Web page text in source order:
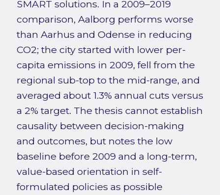
SMART solutions. In a 2009–2019
comparison, Aalborg performs worse
than Aarhus and Odense in reducing
CO2; the city started with lower per-
capita emissions in 2009, fell from the
regional sub-top to the mid-range, and
averaged about 1.3% annual cuts versus
a 2% target. The thesis cannot establish
causality between decision-making
and outcomes, but notes the low
baseline before 2009 and a long-term,
value-based orientation in self-
formulated policies as possible